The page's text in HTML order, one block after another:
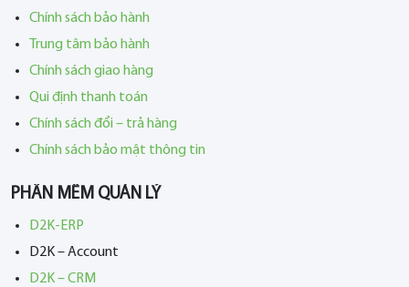
Chính sách bảo hành
Trung tâm bảo hành
Chính sách giao hàng
Qui định thanh toán
Chính sách đổi – trả hàng
Chính sách bảo mật thông tin
PHẦN MỀM QUẢN LÝ
D2K-ERP
D2K – Account
D2K – CRM